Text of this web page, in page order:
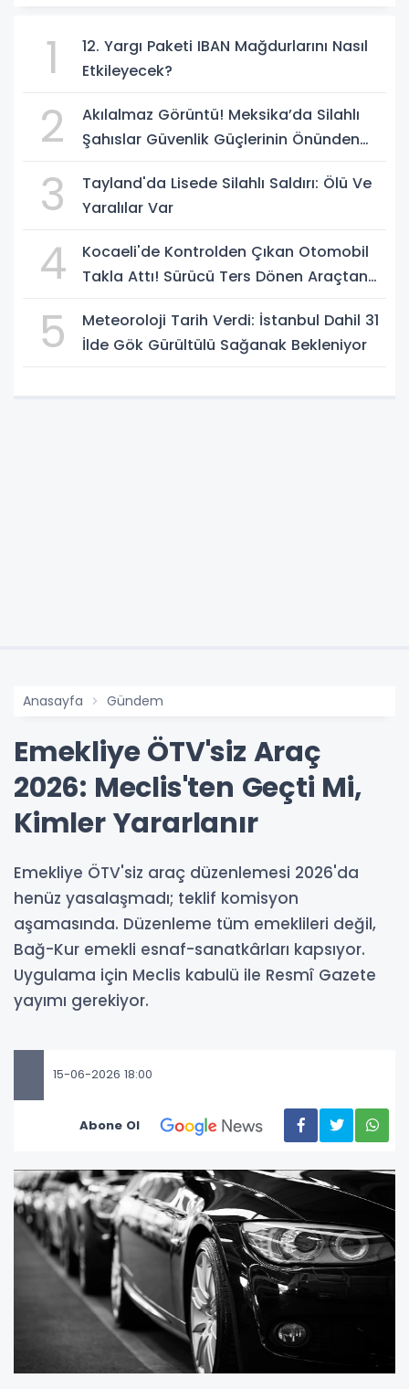
1
12. Yargı Paketi IBAN Mağdurlarını Nasıl
Etkileyecek?
2
Akılalmaz Görüntü! Meksika’da Silahlı
Şahıslar Güvenlik Güçlerinin Önünden
3
Tayland'da Lisede Silahlı Saldırı: Ölü Ve
Yaralılar Var
4
Kocaeli'de Kontrolden Çıkan Otomobil
Takla Attı! Sürücü Ters Dönen Araçtan
5
Meteoroloji Tarih Verdi: İstanbul Dahil 31
İlde Gök Gürültülü Sağanak Bekleniyor
Anasayfa Gündem
Emekliye ÖTV'siz Araç
2026: Meclis'ten Geçti Mi,
Kimler Yararlanır
Emekliye ÖTV'siz araç düzenlemesi 2026'da
henüz yasalaşmadı; teklif komisyon
aşamasında. Düzenleme tüm emeklileri değil,
Bağ-Kur emekli esnaf-sanatkârları kapsıyor.
Uygulama için Meclis kabulü ile Resmî Gazete
yayımı gerekiyor.
15-06-2026 18:00
Abone Ol